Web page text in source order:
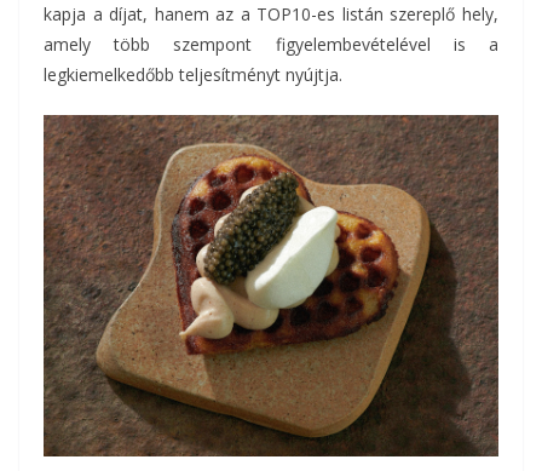
kapja a díjat, hanem az a TOP10-es listán szereplő hely,
amely több szempont figyelembevételével is a
legkiemelkedőbb teljesítményt nyújtja.